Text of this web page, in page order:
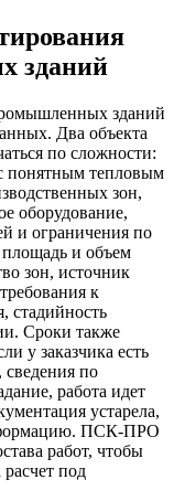
зданий
зданий
Два объекта
по сложности:
понятным тепловым
зон,
оборудование,
и ограничения по
и объем
зон, источник
к
стадийность
Сроки также
у заказчика есть
сведения по
работа идет
устарела,
ПСК-ПРО
работ, чтобы
под